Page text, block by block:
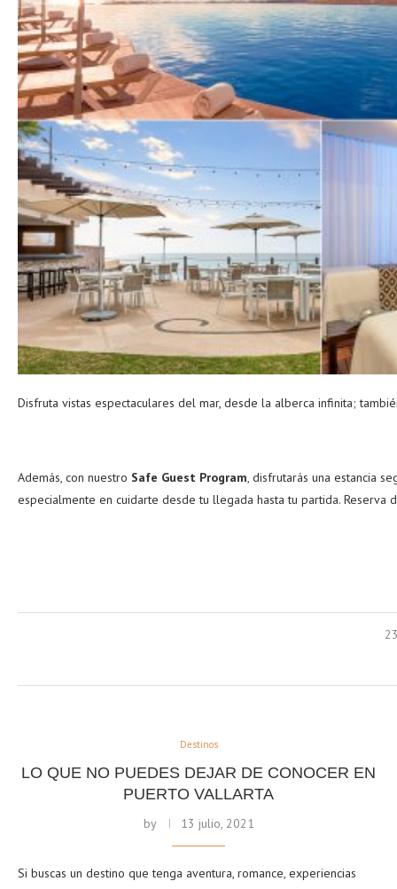
Disfruta vistas espectaculares del mar, desde la alberca infinita;
Además, con nuestro Safe Guest Program, disfrutarás una estancia
especialmente en cuidarte desde tu llegada hasta tu partida. Reserva
Destinos
LO QUE NO PUEDES DEJAR DE CONOCER EN
PUERTO VALLARTA
by 13 julio, 2021
Si buscas un destino que tenga aventura, romance, experiencias